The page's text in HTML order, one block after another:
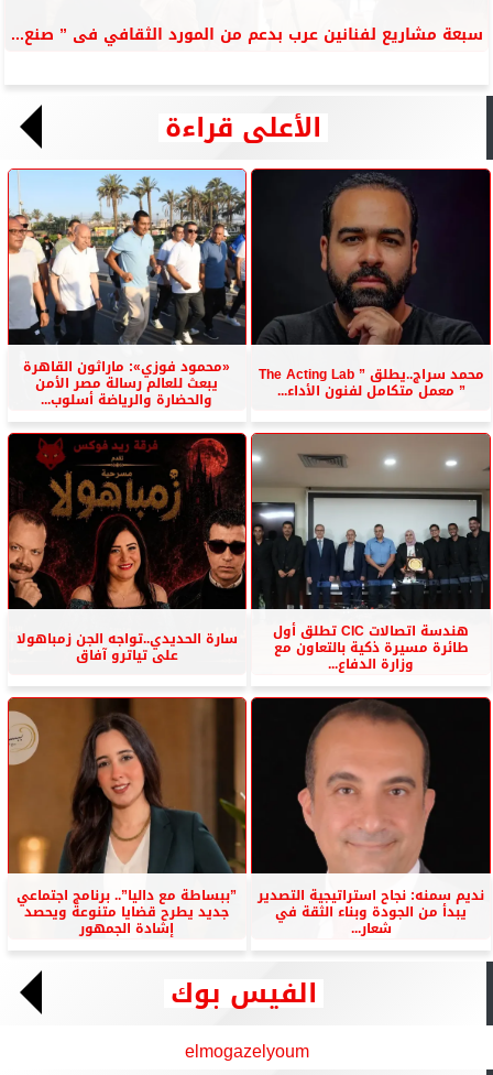
سبعة مشاريع لفنانين عرب بدعم من المورد الثقافي فى ” صنع...
الأعلى قراءة
محمد سراج..يطلق ” The Acting Lab
” معمل متكامل لفنون الأداء...
«محمود فوزي»: ماراثون القاهرة
يبعث للعالم رسالة مصر الأمن
والحضارة والرياضة أسلوب...
هندسة اتصالات CIC تطلق أول
طائرة مسيرة ذكية بالتعاون مع
وزارة الدفاع...
سارة الحديدي..تواجه الجن زمباهولا
على تياترو آفاق
نديم سمنه: نجاح استراتيجية التصدير
يبدأ من الجودة وبناء الثقة في
شعار...
”ببساطة مع داليا”.. برنامج اجتماعي
جديد يطرح قضايا متنوعة ويحصد
إشادة الجمهور
الفيس بوك
elmogazelyoum